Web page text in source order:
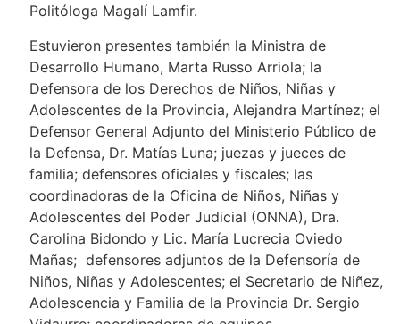
Politóloga Magalí Lamfir.
Estuvieron presentes también la Ministra de
Desarrollo Humano, Marta Russo Arriola; la
Defensora de los Derechos de Niños, Niñas y
Adolescentes de la Provincia, Alejandra Martínez; el
Defensor General Adjunto del Ministerio Público de
la Defensa, Dr. Matías Luna; juezas y jueces de
familia; defensores oficiales y fiscales; las
coordinadoras de la Oficina de Niños, Niñas y
Adolescentes del Poder Judicial (ONNA), Dra.
Carolina Bidondo y Lic. María Lucrecia Oviedo
Mañas; defensores adjuntos de la Defensoría de
Niños, Niñas y Adolescentes; el Secretario de Niñez,
Adolescencia y Familia de la Provincia Dr. Sergio